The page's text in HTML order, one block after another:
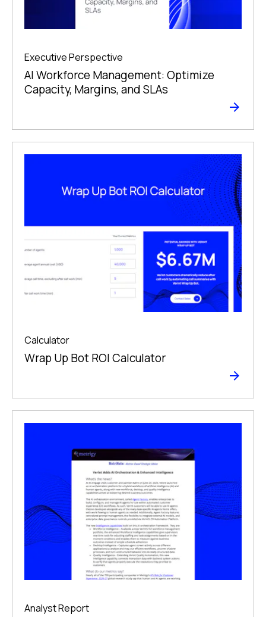
Executive Perspective
AI Workforce Management: Optimize
Capacity, Margins, and SLAs
Calculator
Wrap Up Bot ROI Calculator
Analyst Report